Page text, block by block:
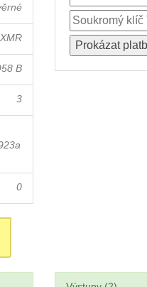
B
3
0